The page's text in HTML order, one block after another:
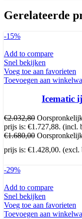
Gerelateerde
-15%
Add to compare
Snel bekijken
Voeg toe aan favorieten
Toevoegen aan
Icematic
€2.032,80
prijs is: €1.727,88. (incl.
€1.680,00
prijs is: €1.428,00. (excl.
-29%
Add to compare
Snel bekijken
Voeg toe aan favorieten
Toevoegen aan